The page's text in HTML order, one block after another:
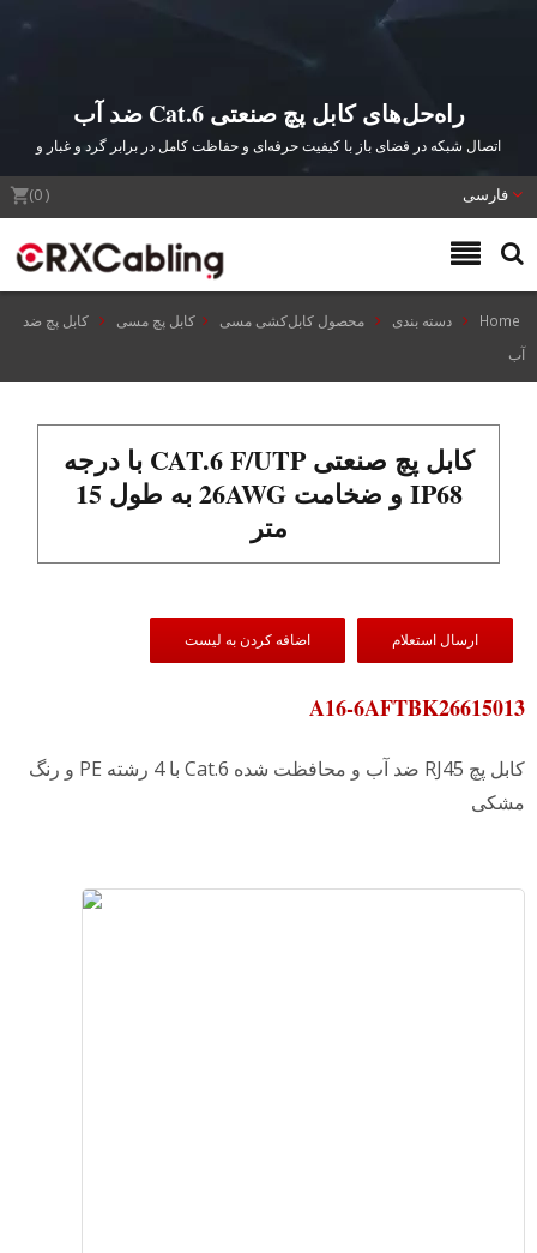
راه‌حل‌های کابل پچ صنعتی Cat.6 ضد آب
IP68
اتصال شبکه در فضای باز با کیفیت حرفه‌ای و حفاظت کامل در برابر گرد و غبار و
رطوبت برای کاربردهای صنعتی دشوار
(
) فارسی
Home دسته بندی محصول کابل‌کشی مسی کابل پچ مسی
کابل پچ ضد
آب
کابل پچ صنعتی CAT.6 F/UTP با درجه
IP68 و ضخامت 26AWG به طول 15
متر
ارسال استعلام اضافه کردن به لیست
A16-6AFTBK26615013
کابل پچ RJ45 ضد آب و محافظت شده Cat.6 با 4 رشته PE و رنگ
مشکی